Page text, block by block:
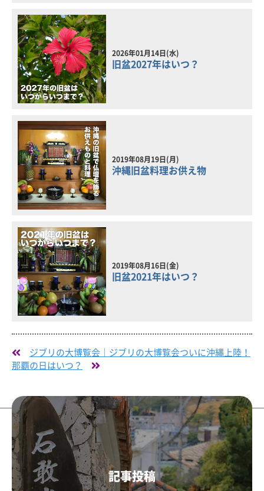
2026年01月14日(水)
旧盆2027年はいつ？
2019年08月19日(月)
沖縄旧盆料理お供え物
2019年08月16日(金)
旧盆2021年はいつ？
ジブリの大博覧会｜ジブリの大博覧会ついに沖縄上陸！
那覇の日はいつ？
記事投稿
ガイドライン 修正・削除依頼 リンク集 サイトマップ